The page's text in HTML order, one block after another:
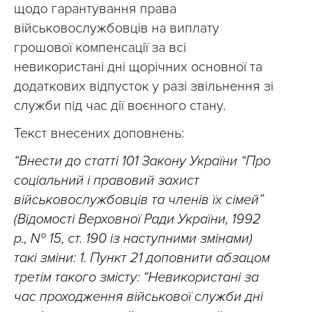
щодо гарантування права
військовослужбовців на виплату
грошової компенсації за всі
невикористані дні щорічних основної та
додаткових відпусток у разі звільнення зі
служби під час дії воєнного стану.
Текст внесених доповнень:
“Внести до статті 101 Закону України “Про
соціальний і правовий захист
військовослужбовців та членів їх сімей”
(Відомості Верховної Ради України, 1992
р., № 15, ст. 190 із наступними змінами)
такі зміни: 1. Пункт 21 доповнити абзацом
третім такого змісту: “Невикористані за
час проходження військової служби дні